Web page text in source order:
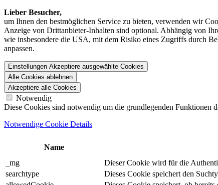
Lieber Besucher,
um Ihnen den best­möglichen Service zu bieten, verwenden wir
Anzeige von Dritt­anbieter-Inhalten sind optional. Abhängig von
wie insbesondere die USA, mit dem Risiko eines Zugriffs durch
anpassen.
Einstellungen Akzeptiere ausgewählte Cookies
Alle Cookies ablehnen
Akzeptiere alle Cookies
Notwendig
Diese Cookies sind notwendig um die grundlegenden Funktionen
Notwendige Cookie Details
Name
_mg
Dieser Cookie wird für die
searchtype
Dieses Cookie speichert den